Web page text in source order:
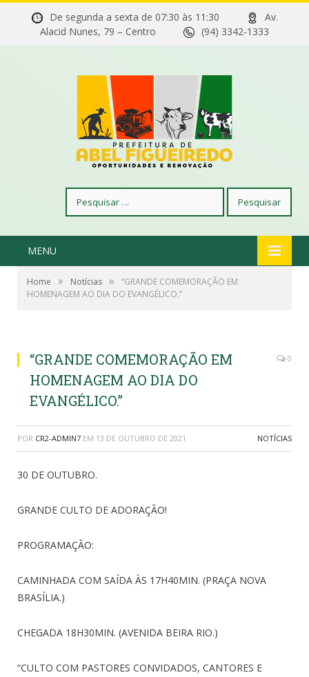
De segunda a sexta de 07:30 às 11:30
Av.
Alacid Nunes, 79 – Centro
(94) 3342-1333
por:
MENU
Home » Notícias »
“GRANDE COMEMORAÇÃO EM
HOMENAGEM AO DIA DO EVANGÉLICO.”
“GRANDE COMEMORAÇÃO EM
HOMENAGEM AO DIA DO
EVANGÉLICO.”
0
POR CR2-ADMIN7 EM 13 DE OUTUBRO DE 2021 NOTÍCIAS
30 DE OUTUBRO.
GRANDE CULTO DE ADORAÇÃO!
PROGRAMAÇÃO:
CAMINHADA COM SAÍDA ÀS 17H40MIN. (PRAÇA NOVA
BRASÍLIA.)
CHEGADA 18H30MIN. (AVENIDA BEIRA RIO.)
“CULTO COM PASTORES CONVIDADOS, CANTORES E